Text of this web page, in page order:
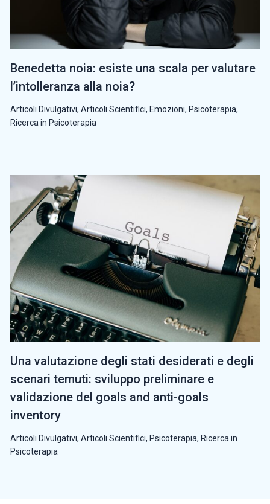
Benedetta noia: esiste una scala per valutare
l’intolleranza alla noia?
Articoli Divulgativi, Articoli Scientifici, Emozioni, Psicoterapia,
Ricerca in Psicoterapia
Una valutazione degli stati desiderati e degli
scenari temuti: sviluppo preliminare e
validazione del goals and anti-goals
inventory
Articoli Divulgativi, Articoli Scientifici, Psicoterapia, Ricerca in
Psicoterapia